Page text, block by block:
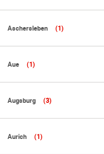
Aschersleben (1)
Aue (1)
Augsburg (3)
Aurich (1)